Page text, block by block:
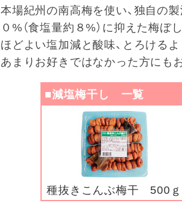
本場紀州の南高梅を使い、独自の
０%（食塩量約８%）に抑えた梅ぼ
ほどよい塩加減と酸味、とろける
あまりお好きではなかった方にも
■減塩梅干し 一覧
種抜きこんぶ梅干 500ｇ